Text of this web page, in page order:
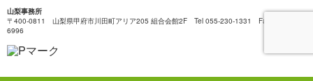
山梨事務所
〒400-0811 山梨県甲府市川田町アリア205 組合会館2F Tel 055-230-1331 Fax 055-222-
6996